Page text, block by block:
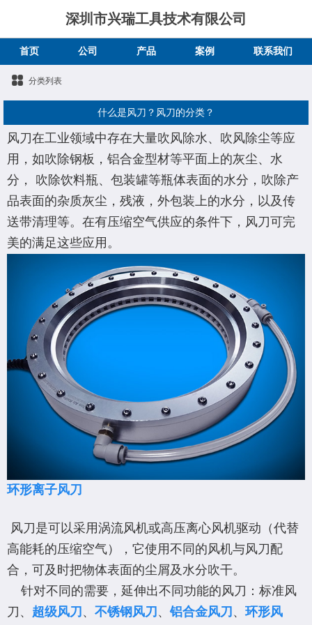
深圳市兴瑞工具技术有限公司
首页 公司 产品 案例 联系我们
分类列表
​什么是风刀？风刀的分类？
风刀在工业领域中存在大量吹风除水、吹风除尘等应
用，如吹除钢板，铝合金型材等平面上的灰尘、水
分， 吹除饮料瓶、包装罐等瓶体表面的水分，吹除产
品表面的杂质灰尘，残液，外包装上的水分，以及传
送带清理等。在有压缩空气供应的条件下，风刀可完
美的满足这些应用。
环形离子风刀
风刀是可以采用涡流风机或高压离心风机驱动（代替
高能耗的压缩空气），它使用不同的风机与风刀配
合，可及时把物体表面的尘屑及水分吹干。
针对不同的需要，延伸出不同功能的风刀：标准风
刀、 超级风刀 、 不锈钢风刀 、铝合金风刀 、 环形风